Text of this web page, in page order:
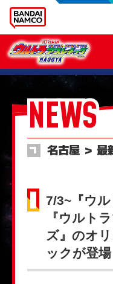
NEWS
名古屋 ＞ 最
7/3~『ウ
『ウルト
ズ』のオ
ックが登場